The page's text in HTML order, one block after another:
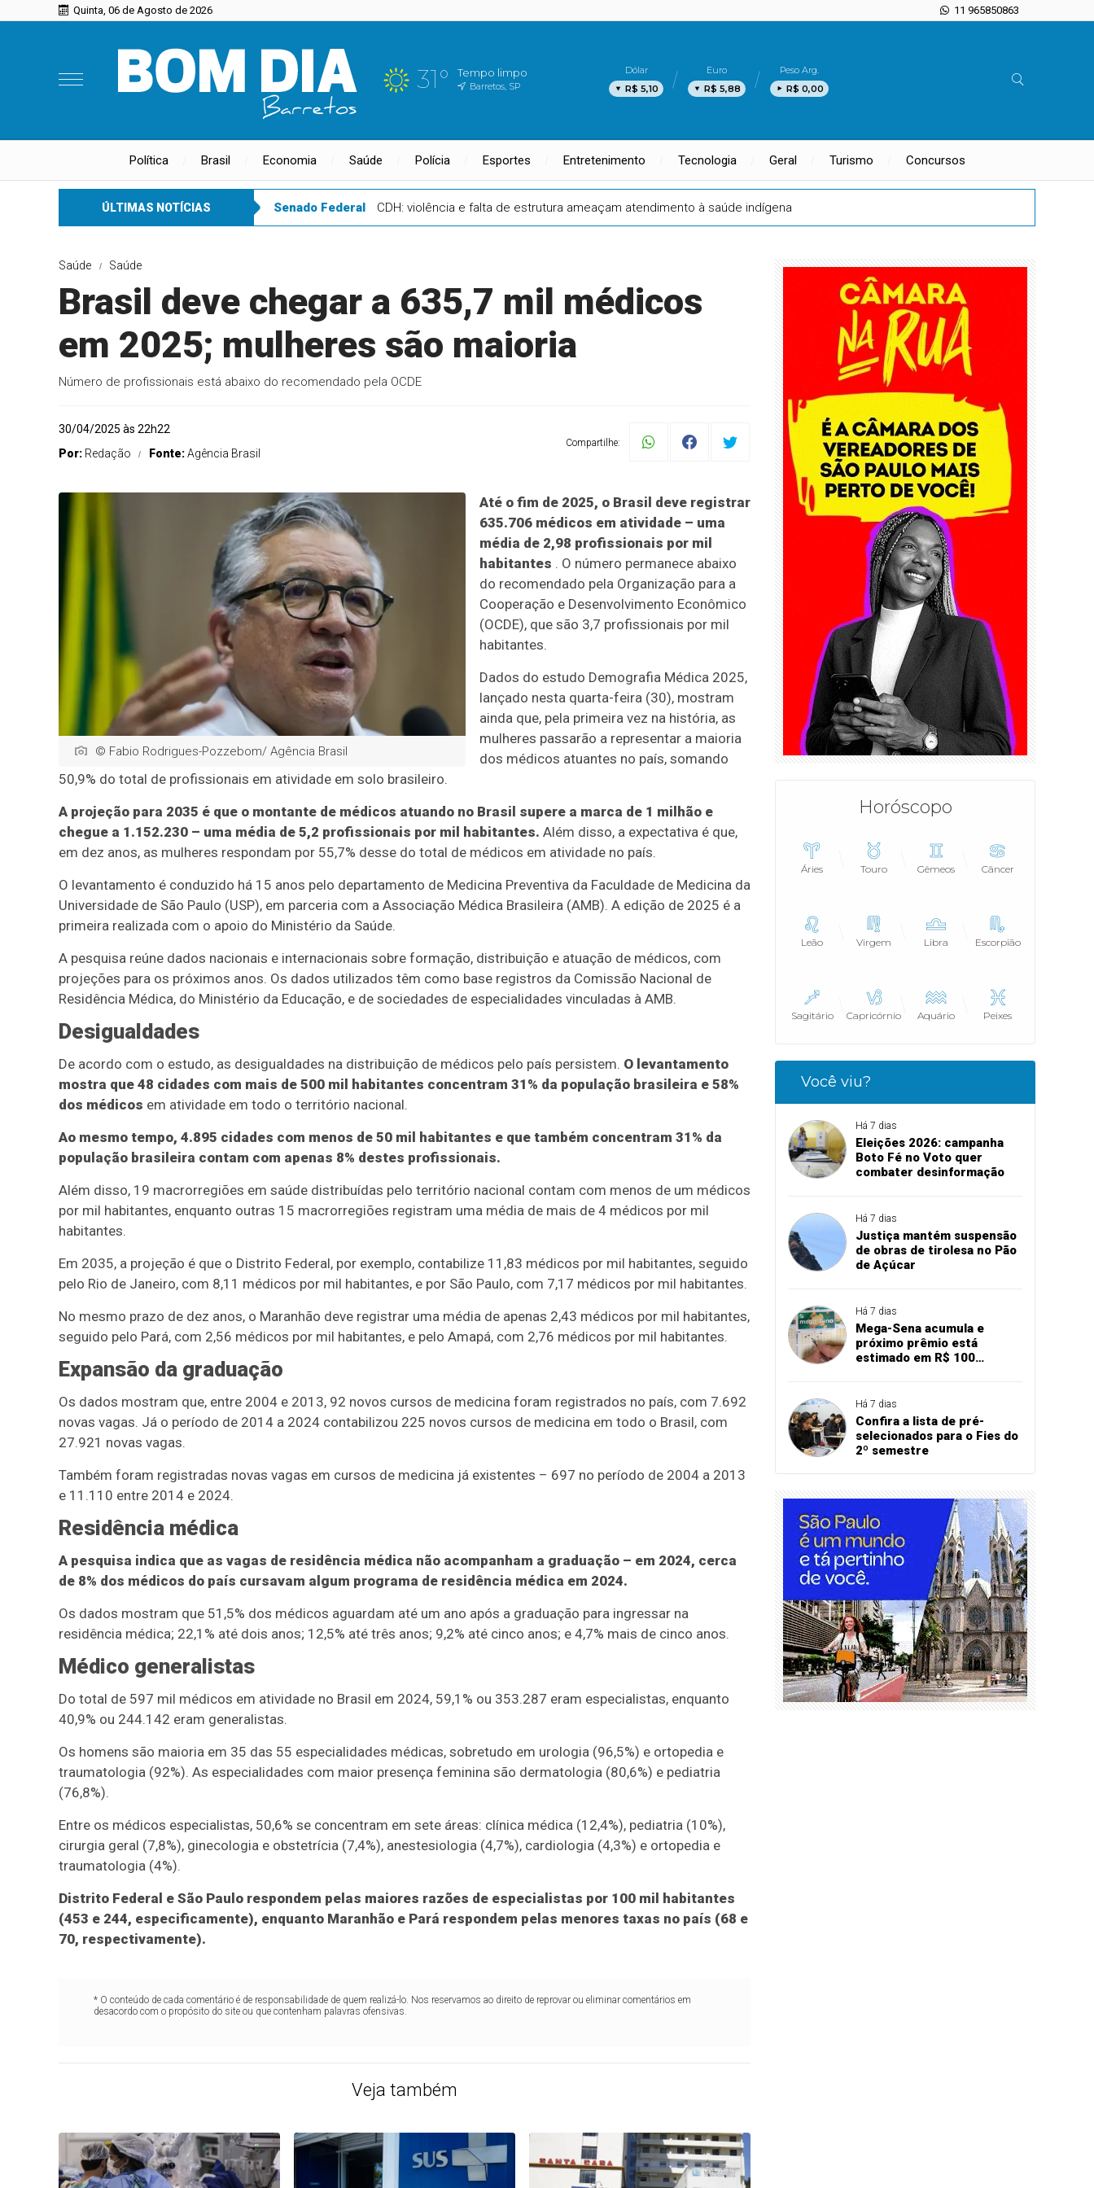
Quinta, 06 de Agosto de 2026 11 965850863
31° Tempo limpo
Barretos, SP
Dólar
R$ 5,10
Euro
R$ 5,88
Peso Arg.
R$ 0,00
Política Brasil Economia Saúde Polícia Esportes Entretenimento Tecnologia Geral Turismo Concursos
ÚLTIMAS NOTÍCIAS Senado Federal CDH: violência e falta de estrutura ameaçam atendimento à saúde indígena
Saúde Saúde
Brasil deve chegar a 635,7 mil médicos
em 2025; mulheres são maioria
Número de profissionais está abaixo do recomendado pela OCDE
30/04/2025 às 22h22
Por: Redação Fonte:Agência Brasil
Compartilhe:
© Fabio Rodrigues-Pozzebom/ Agência Brasil
Até o fim de 2025, o Brasil deve registrar
635.706 médicos em atividade – uma
média de 2,98 profissionais por mil
habitantes . O número permanece abaixo
do recomendado pela Organização para a
Cooperação e Desenvolvimento Econômico
(OCDE), que são 3,7 profissionais por mil
habitantes.
Dados do estudo Demografia Médica 2025,
lançado nesta quarta-feira (30), mostram
ainda que, pela primeira vez na história, as
mulheres passarão a representar a maioria
dos médicos atuantes no país, somando
50,9% do total de profissionais em atividade em solo brasileiro.
A projeção para 2035 é que o montante de médicos atuando no Brasil supere a marca de 1 milhão e
chegue a 1.152.230 – uma média de 5,2 profissionais por mil habitantes. Além disso, a expectativa é que,
em dez anos, as mulheres respondam por 55,7% desse do total de médicos em atividade no país.
O levantamento é conduzido há 15 anos pelo departamento de Medicina Preventiva da Faculdade de Medicina da
Universidade de São Paulo (USP), em parceria com a Associação Médica Brasileira (AMB). A edição de 2025 é a
primeira realizada com o apoio do Ministério da Saúde.
A pesquisa reúne dados nacionais e internacionais sobre formação, distribuição e atuação de médicos, com
projeções para os próximos anos. Os dados utilizados têm como base registros da Comissão Nacional de
Residência Médica, do Ministério da Educação, e de sociedades de especialidades vinculadas à AMB.
Desigualdades
De acordo com o estudo, as desigualdades na distribuição de médicos pelo país persistem. O levantamento
mostra que 48 cidades com mais de 500 mil habitantes concentram 31% da população brasileira e 58%
dos médicos em atividade em todo o território nacional.
Ao mesmo tempo, 4.895 cidades com menos de 50 mil habitantes e que também concentram 31% da
população brasileira contam com apenas 8% destes profissionais.
Além disso, 19 macrorregiões em saúde distribuídas pelo território nacional contam com menos de um médicos
por mil habitantes, enquanto outras 15 macrorregiões registram uma média de mais de 4 médicos por mil
habitantes.
Em 2035, a projeção é que o Distrito Federal, por exemplo, contabilize 11,83 médicos por mil habitantes, seguido
pelo Rio de Janeiro, com 8,11 médicos por mil habitantes, e por São Paulo, com 7,17 médicos por mil habitantes.
No mesmo prazo de dez anos, o Maranhão deve registrar uma média de apenas 2,43 médicos por mil habitantes,
seguido pelo Pará, com 2,56 médicos por mil habitantes, e pelo Amapá, com 2,76 médicos por mil habitantes.
Expansão da graduação
Os dados mostram que, entre 2004 e 2013, 92 novos cursos de medicina foram registrados no país, com 7.692
novas vagas. Já o período de 2014 a 2024 contabilizou 225 novos cursos de medicina em todo o Brasil, com
27.921 novas vagas.
Também foram registradas novas vagas em cursos de medicina já existentes – 697 no período de 2004 a 2013
e 11.110 entre 2014 e 2024.
Residência médica
A pesquisa indica que as vagas de residência médica não acompanham a graduação – em 2024, cerca
de 8% dos médicos do país cursavam algum programa de residência médica em 2024.
Os dados mostram que 51,5% dos médicos aguardam até um ano após a graduação para ingressar na
residência médica; 22,1% até dois anos; 12,5% até três anos; 9,2% até cinco anos; e 4,7% mais de cinco anos.
Médico generalistas
Do total de 597 mil médicos em atividade no Brasil em 2024, 59,1% ou 353.287 eram especialistas, enquanto
40,9% ou 244.142 eram generalistas.
Os homens são maioria em 35 das 55 especialidades médicas, sobretudo em urologia (96,5%) e ortopedia e
traumatologia (92%). As especialidades com maior presença feminina são dermatologia (80,6%) e pediatria
(76,8%).
Entre os médicos especialistas, 50,6% se concentram em sete áreas: clínica médica (12,4%), pediatria (10%),
cirurgia geral (7,8%), ginecologia e obstetrícia (7,4%), anestesiologia (4,7%), cardiologia (4,3%) e ortopedia e
traumatologia (4%).
Distrito Federal e São Paulo respondem pelas maiores razões de especialistas por 100 mil habitantes
(453 e 244, especificamente), enquanto Maranhão e Pará respondem pelas menores taxas no país (68 e
70, respectivamente).
* O conteúdo de cada comentário é de responsabilidade de quem realizá-lo. Nos reservamos ao direito de reprovar ou eliminar comentários em
desacordo com o propósito do site ou que contenham palavras ofensivas.
Veja também
Horóscopo
Áries Touro Gêmeos Câncer
Leão Virgem Libra Escorpião
Sagitário Capricórnio Aquário Peixes
Você viu?
Há 7 dias
Eleições 2026: campanha
Boto Fé no Voto quer
combater desinformação
Há 7 dias
Justiça mantém suspensão
de obras de tirolesa no Pão
de Açúcar
Há 7 dias
Mega-Sena acumula e
próximo prêmio está
estimado em R$ 100
Há 7 dias
Confira a lista de pré-
selecionados para o Fies do
2º semestre